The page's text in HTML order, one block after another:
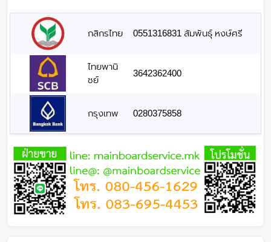
กสิกรไทย 0551316831 สัมพันธุ์ หงษ์ศรี
ไทยพานิ
ชย์
3642362400
กรุงเทพ 0280375858